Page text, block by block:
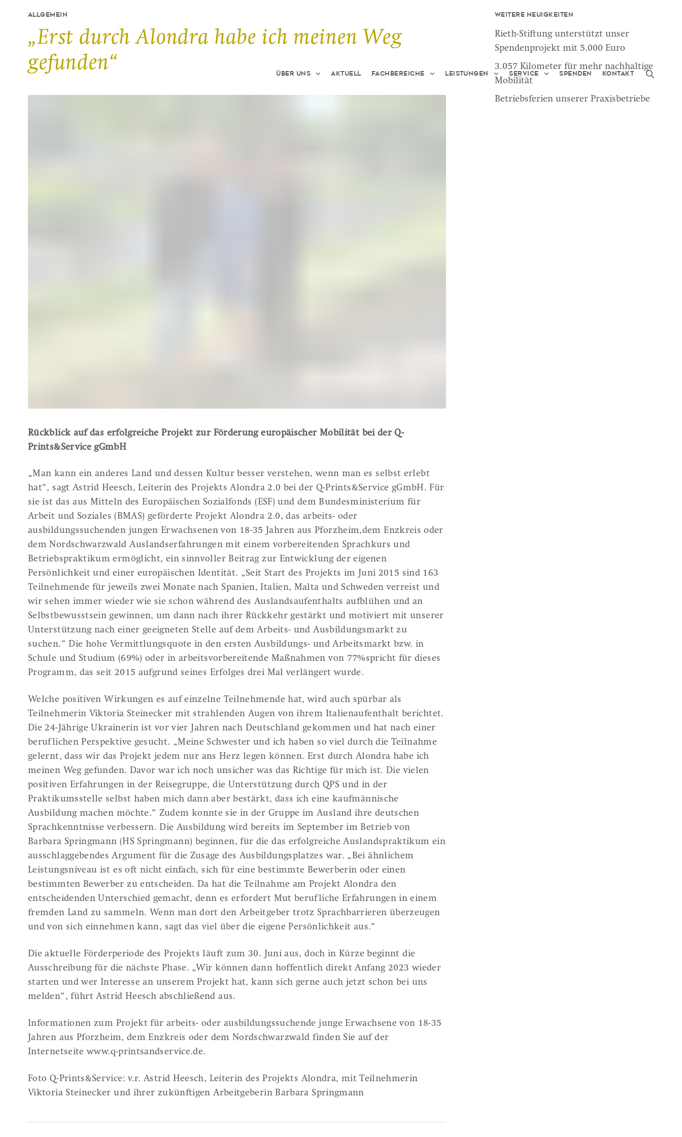
Über uns Aktuell Fachbereiche Leistungen Service Spenden Kontakt
ALLGEMEIN
„Erst durch Alondra habe ich meinen Weg
gefunden“
Rückblick auf das erfolgreiche Projekt zur Förderung europäischer Mobilität bei der Q-
Prints&Service gGmbH
„Man kann ein anderes Land und dessen Kultur besser verstehen, wenn man es selbst erlebt
hat“, sagt Astrid Heesch, Leiterin des Projekts Alondra 2.0 bei der Q-Prints&Service gGmbH. Für
sie ist das aus Mitteln des Europäischen Sozialfonds (ESF) und dem Bundesministerium für
Arbeit und Soziales (BMAS) geförderte Projekt Alondra 2.0, das arbeits- oder
ausbildungssuchenden jungen Erwachsenen von 18-35 Jahren aus Pforzheim,dem Enzkreis oder
dem Nordschwarzwald Auslandserfahrungen mit einem vorbereitenden Sprachkurs und
Betriebspraktikum ermöglicht, ein sinnvoller Beitrag zur Entwicklung der eigenen
Persönlichkeit und einer europäischen Identität. „Seit Start des Projekts im Juni 2015 sind 163
Teilnehmende für jeweils zwei Monate nach Spanien, Italien, Malta und Schweden verreist und
wir sehen immer wieder wie sie schon während des Auslandsaufenthalts aufblühen und an
Selbstbewusstsein gewinnen, um dann nach ihrer Rückkehr gestärkt und motiviert mit unserer
Unterstützung nach einer geeigneten Stelle auf dem Arbeits- und Ausbildungsmarkt zu
suchen.“ Die hohe Vermittlungsquote in den ersten Ausbildungs- und Arbeitsmarkt bzw. in
Schule und Studium (69%) oder in arbeitsvorbereitende Maßnahmen von 77%spricht für dieses
Programm, das seit 2015 aufgrund seines Erfolges drei Mal verlängert wurde.
Welche positiven Wirkungen es auf einzelne Teilnehmende hat, wird auch spürbar als
Teilnehmerin Viktoria Steinecker mit strahlenden Augen von ihrem Italienaufenthalt berichtet.
Die 24-Jährige Ukrainerin ist vor vier Jahren nach Deutschland gekommen und hat nach einer
beruflichen Perspektive gesucht. „Meine Schwester und ich haben so viel durch die Teilnahme
gelernt, dass wir das Projekt jedem nur ans Herz legen können. Erst durch Alondra habe ich
meinen Weg gefunden. Davor war ich noch unsicher was das Richtige für mich ist. Die vielen
positiven Erfahrungen in der Reisegruppe, die Unterstützung durch QPS und in der
Praktikumsstelle selbst haben mich dann aber bestärkt, dass ich eine kaufmännische
Ausbildung machen möchte.“ Zudem konnte sie in der Gruppe im Ausland ihre deutschen
Sprachkenntnisse verbessern. Die Ausbildung wird bereits im September im Betrieb von
Barbara Springmann (HS Springmann) beginnen, für die das erfolgreiche Auslandspraktikum ein
ausschlaggebendes Argument für die Zusage des Ausbildungsplatzes war. „Bei ähnlichem
Leistungsniveau ist es oft nicht einfach, sich für eine bestimmte Bewerberin oder einen
bestimmten Bewerber zu entscheiden. Da hat die Teilnahme am Projekt Alondra den
entscheidenden Unterschied gemacht, denn es erfordert Mut berufliche Erfahrungen in einem
fremden Land zu sammeln. Wenn man dort den Arbeitgeber trotz Sprachbarrieren überzeugen
und von sich einnehmen kann, sagt das viel über die eigene Persönlichkeit aus.“
Die aktuelle Förderperiode des Projekts läuft zum 30. Juni aus, doch in Kürze beginnt die
Ausschreibung für die nächste Phase. „Wir können dann hoffentlich direkt Anfang 2023 wieder
starten und wer Interesse an unserem Projekt hat, kann sich gerne auch jetzt schon bei uns
melden“, führt Astrid Heesch abschließend aus.
Informationen zum Projekt für arbeits- oder ausbildungssuchende junge Erwachsene von 18-35
Jahren aus Pforzheim, dem Enzkreis oder dem Nordschwarzwald finden Sie auf der
Internetseitewww.q-printsandservice.de.
Foto Q-Prints&Service: v.r. Astrid Heesch, Leiterin des Projekts Alondra, mit Teilnehmerin
Viktoria Steinecker und ihrer zukünftigen Arbeitgeberin Barbara Springmann
Weitere Neuigkeiten
Rieth-Stiftung unterstützt unser
Spendenprojekt mit 5.000 Euro
3.057 Kilometer für mehr nachhaltige
Mobilität
Betriebsferien unserer Praxisbetriebe
Über uns
Leitbild
Team
Kooperationen
Aktuell Fachbereiche
Lernen und Ausbildung
Beschäftigung
Leistungen
Produkte